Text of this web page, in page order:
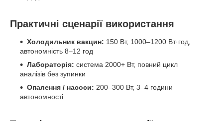
Практичні сценарії використання
Холодильник вакцин: 150 Вт, 1000–1200 Вт·год,
автономність 8–12 год
Лабораторія: система 2000+ Вт, повний цикл
аналізів без зупинки
Опалення / насоси: 200–300 Вт, 3–4 години
автономності